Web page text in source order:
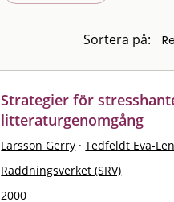
Sortera på:
Strategier för
litteraturgenomgång
Larsson Gerry · Tedfeldt Eva-
Räddningsverket (SRV)
2000